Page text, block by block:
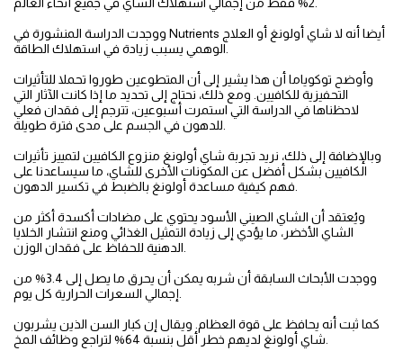
ووجدت الدراسة المنشورة في Nutrients أيضا أنه لا شاي أولونغ أو العلاج
وأوضح توكوياما أن هذا يشير إلى أن المتطوعين طوروا تحملا للتأثيرات
التحفيزية للكافيين. ومع ذلك، نحتاج إلى تحديد ما إذا كانت الآثار التي
لاحظناها في الدراسة التي استمرت أسبوعين، تترجم إلى فقدان فعلي
وبالإضافة إلى ذلك، نريد تجربة شاي أولونغ منزوع الكافيين لتمييز تأثيرات
الكافيين بشكل أفضل عن المكونات الأخرى للشاي، ما سيساعدنا على
ويُعتقد أن الشاي الصيني الأسود يحتوي على مضادات أكسدة أكثر من
الشاي الأخضر، ما يؤدي إلى زيادة التمثيل الغذائي ومنع انتشار الخلايا
ووجدت الأبحاث السابقة أن شربه يمكن أن يحرق ما يصل إلى 3.4% من
كما ثبت أنه يحافظ على قوة العظام. ويقال إن كبار السن الذين يشربون